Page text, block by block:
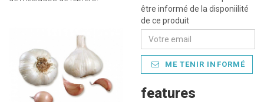
être informé de la disponiilité
de ce produit
ME TENIR INFORMÉ
features